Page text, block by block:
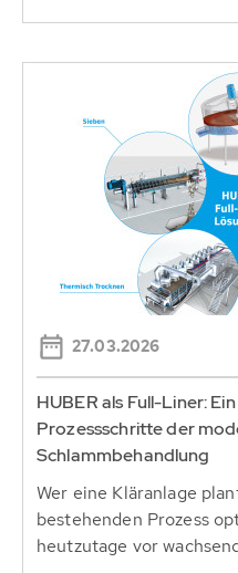
27.03.2026
HUBER als Full-Liner:
Prozessschritte der
Schlammbehandlung
Wer eine Kläranlage
bestehenden Prozess
heutzutage vor